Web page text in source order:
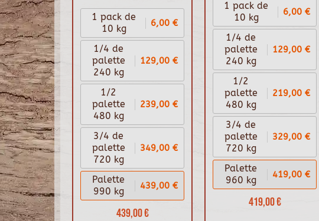
439,00 €
1 pack de
10 kg
6,00 €
1/4 de
palette
240 kg
129,00 €
1/2
palette
480 kg
239,00 €
3/4 de
palette
720 kg
349,00 €
Palette
990 kg
439,00 €
419,00 €
1 pack de
10 kg
6,00 €
1/4 de
palette
240 kg
129,00 €
1/2
palette
480 kg
219,00 €
3/4 de
palette
720 kg
329,00 €
Palette
960 kg
419,00 €